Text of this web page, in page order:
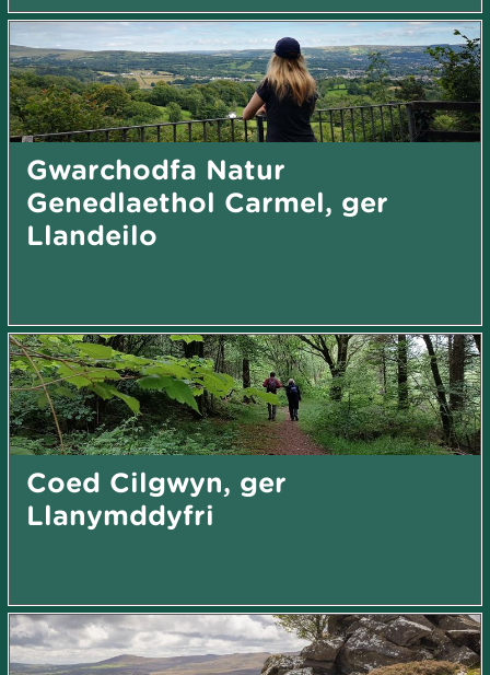
Gwarchodfa Natur
Genedlaethol Carmel, ger
Llandeilo
Coed Cilgwyn, ger
Llanymddyfri